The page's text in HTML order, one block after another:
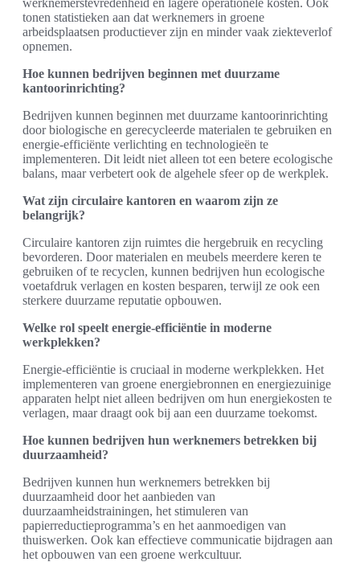
tonen statistieken aan dat werknemers in groene
arbeidsplaatsen productiever zijn en minder vaak ziekteverlof
opnemen.
Hoe kunnen bedrijven beginnen met duurzame
kantoorinrichting?
Bedrijven kunnen beginnen met duurzame kantoorinrichting
door biologische en gerecycleerde materialen te gebruiken en
energie-efficiënte verlichting en technologieën te
implementeren. Dit leidt niet alleen tot een betere ecologische
balans, maar verbetert ook de algehele sfeer op de werkplek.
Wat zijn circulaire kantoren en waarom zijn ze
belangrijk?
Circulaire kantoren zijn ruimtes die hergebruik en recycling
bevorderen. Door materialen en meubels meerdere keren te
gebruiken of te recyclen, kunnen bedrijven hun ecologische
voetafdruk verlagen en kosten besparen, terwijl ze ook een
sterkere duurzame reputatie opbouwen.
Welke rol speelt energie-efficiëntie in moderne
werkplekken?
Energie-efficiëntie is cruciaal in moderne werkplekken. Het
implementeren van groene energiebronnen en energiezuinige
apparaten helpt niet alleen bedrijven om hun energiekosten te
verlagen, maar draagt ook bij aan een duurzame toekomst.
Hoe kunnen bedrijven hun werknemers betrekken bij
duurzaamheid?
Bedrijven kunnen hun werknemers betrekken bij
duurzaamheid door het aanbieden van
duurzaamheidstrainingen, het stimuleren van
papierreductieprogramma’s en het aanmoedigen van
thuiswerken. Ook kan effectieve communicatie bijdragen aan
het opbouwen van een groene werkcultuur.